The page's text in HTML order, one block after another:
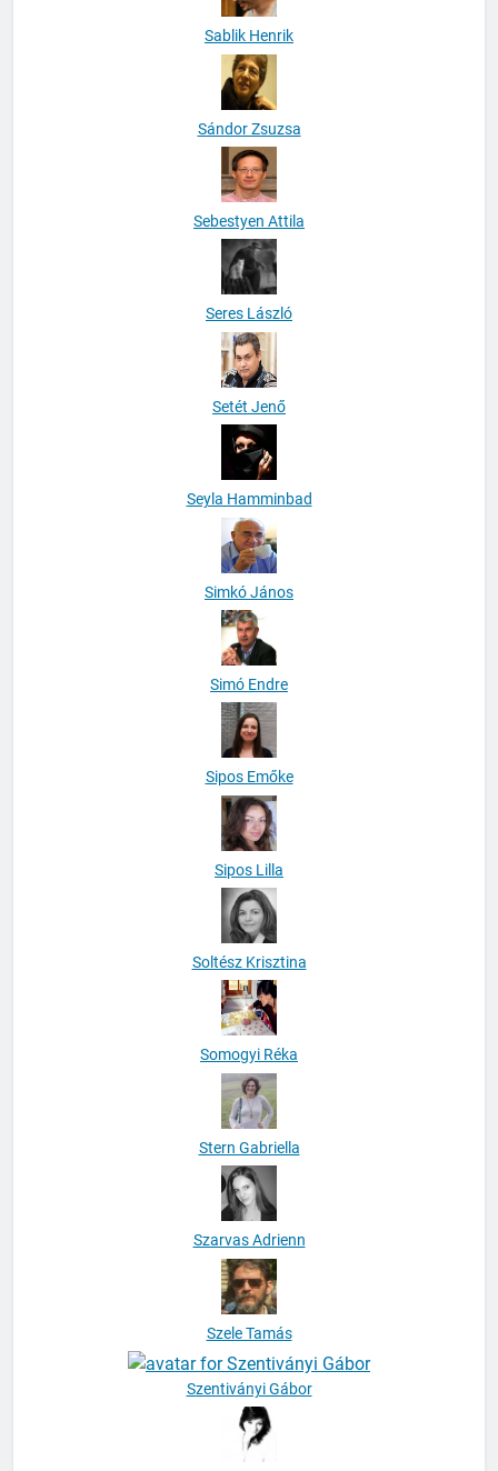
Sablik Henrik
Sándor Zsuzsa
Sebestyen Attila
Seres László
Setét Jenő
Seyla Hamminbad
Simkó János
Simó Endre
Sipos Emőke
Sipos Lilla
Soltész Krisztina
Somogyi Réka
Stern Gabriella
Szarvas Adrienn
Szele Tamás
Szentiványi Gábor